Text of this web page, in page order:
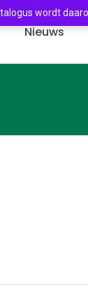
Nieuws
wordt